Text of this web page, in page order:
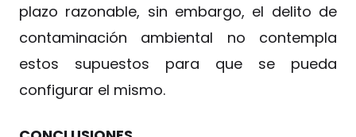
plazo razonable, sin embargo, el delito de
contaminación ambiental no contempla
estos supuestos para que se pueda
configurar el mismo.